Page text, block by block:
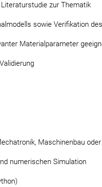
zur Thematik
sowie Verifikation
Materialparameter
Maschinenbau
numerischen Simulation